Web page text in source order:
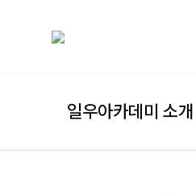
일우아카데미 소개